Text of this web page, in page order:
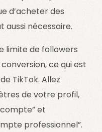
d’acheter des
aussi nécessaire.
limite de followers
ce qui est
TikTok. Allez
de votre profil,
et
professionnel”.